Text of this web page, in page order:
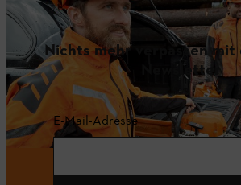
Nichts mehr verpassen mit
Newsletter
E-Mail-Adresse